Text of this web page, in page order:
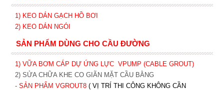
1) KEO DÁN GẠCH HỒ BƠI
2) KEO DÁN NGÓI
SẢN PHẨM DÙNG CHO CẦU ĐƯỜNG
1) VỮA BƠM CÁP DỰ ỨNG LỰC VPUMP (CABLE GROUT)
2) SỬA CHỮA KHE CO GIÃN MẶT CẦU BẰNG
- SẢN PHẨM VGROUT8 ( VỊ TRÍ THI CÔNG KHÔNG CẦN